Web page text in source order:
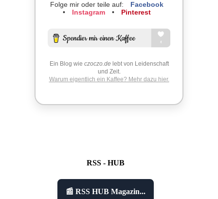
Folge mir oder teile auf:
Facebook
•
Instagram • Pinterest
Ein Blog wie czoczo.delebt von Leidenschaft
und Zeit.
Warum eigentlich ein Kaffee? Mehr dazu hier.
RSS - HUB
📰 RSS HUB Magazin...